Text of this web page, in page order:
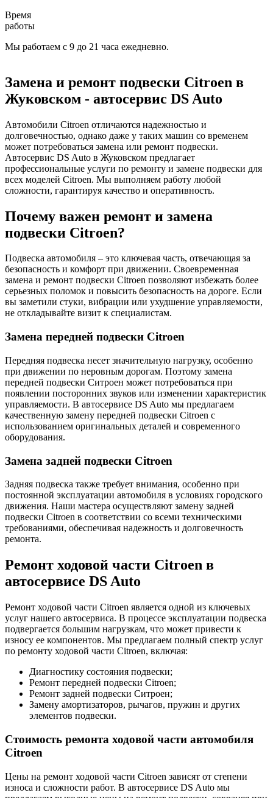
Время
работы
Мы работаем с 9 до 21 часа ежедневно.
Замена и ремонт подвески Citroen в
Жуковском - автосервис DS Auto
Автомобили Citroen отличаются надежностью и
долговечностью, однако даже у таких машин со временем
может потребоваться замена или ремонт подвески.
Автосервис DS Auto в Жуковском предлагает
профессиональные услуги по ремонту и замене подвески для
всех моделей Citroen. Мы выполняем работу любой
сложности, гарантируя качество и оперативность.
Почему важен ремонт и замена
подвески Citroen?
Подвеска автомобиля – это ключевая часть, отвечающая за
безопасность и комфорт при движении. Своевременная
замена и ремонт подвески Citroen позволяют избежать более
серьезных поломок и повысить безопасность на дороге. Если
вы заметили стуки, вибрации или ухудшение управляемости,
не откладывайте визит к специалистам.
Замена передней подвески Citroen
Передняя подвеска несет значительную нагрузку, особенно
при движении по неровным дорогам. Поэтому замена
передней подвески Ситроен может потребоваться при
появлении посторонних звуков или изменении характеристик
управляемости. В автосервисе DS Auto мы предлагаем
качественную замену передней подвески Citroen с
использованием оригинальных деталей и современного
оборудования.
Замена задней подвески Citroen
Задняя подвеска также требует внимания, особенно при
постоянной эксплуатации автомобиля в условиях городского
движения. Наши мастера осуществляют замену задней
подвески Citroen в соответствии со всеми техническими
требованиями, обеспечивая надежность и долговечность
ремонта.
Ремонт ходовой части Citroen в
автосервисе DS Auto
Ремонт ходовой части Citroen является одной из ключевых
услуг нашего автосервиса. В процессе эксплуатации подвеска
подвергается большим нагрузкам, что может привести к
износу ее компонентов. Мы предлагаем полный спектр услуг
по ремонту ходовой части Citroen, включая:
Диагностику состояния подвески;
Ремонт передней подвески Citroen;
Ремонт задней подвески Ситроен;
Замену амортизаторов, рычагов, пружин и других
элементов подвески.
Стоимость ремонта ходовой части автомобиля
Citroen
Цены на ремонт ходовой части Citroen зависят от степени
износа и сложности работ. В автосервисе DS Auto мы